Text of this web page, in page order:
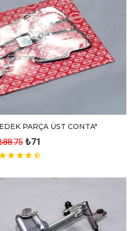
PARÇA ÜST CONTA"
₺71